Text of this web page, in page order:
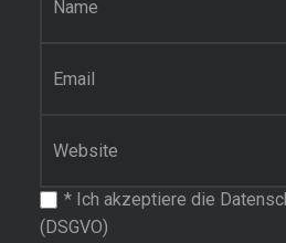
*Ich akzeptiere die
(DSGVO)